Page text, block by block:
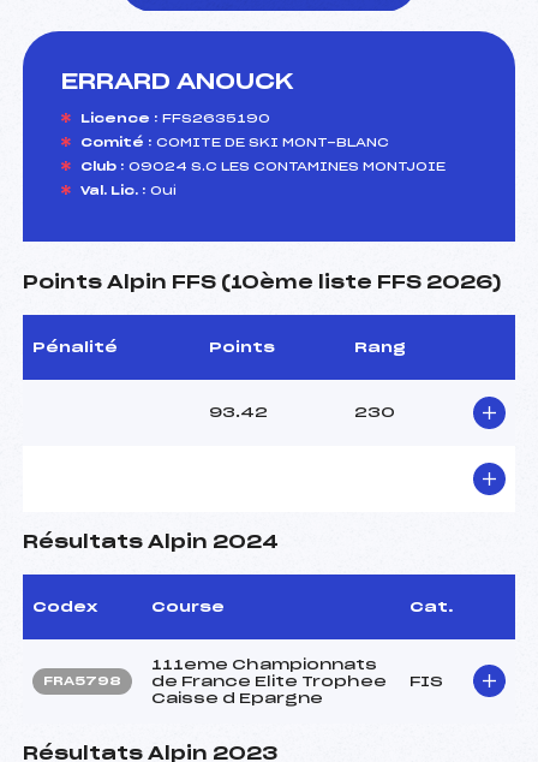
ERRARD ANOUCK
Licence : FFS2635190
Comité : COMITE DE SKI MONT-BLANC
Club : 09024 S.C LES CONTAMINES MONTJOIE
Val. Lic. : Oui
Points Alpin FFS (10ème liste FFS 2026)
Pénalité Points Rang
93.42 230
Résultats Alpin 2024
Codex Course Cat.
FRA5798
111eme Championnats
de France Elite Trophee
Caisse d Epargne
FIS
Résultats Alpin 2023